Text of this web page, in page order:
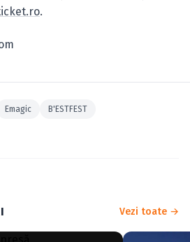
.
Emagic
B'ESTFEST
Vezi toate →